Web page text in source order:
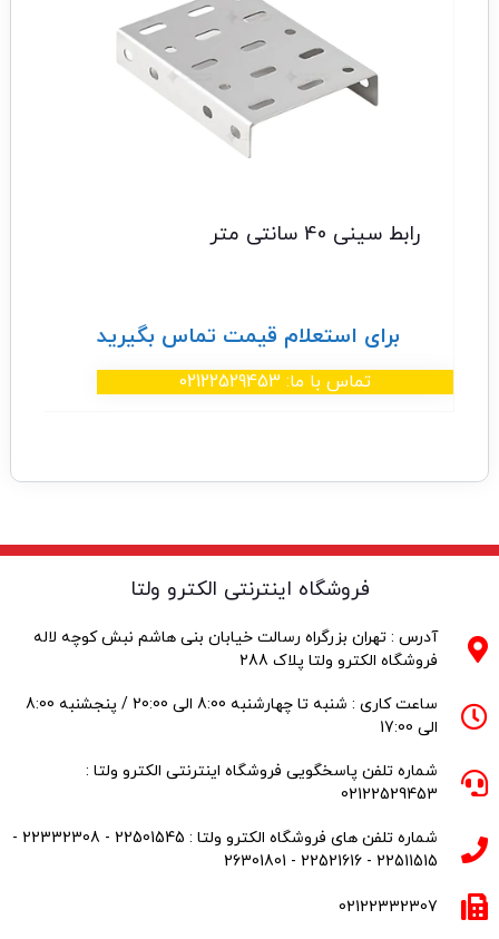
رابط سینی 40 سانتی متر
برای استعلام قیمت تماس بگیرید
تماس با ما: 02122529453
فروشگاه اینترنتی الکترو ولتا
آدرس : تهران بزرگراه رسالت خیابان بنی هاشم نبش کوچه لاله
فروشگاه الکترو ولتا پلاک 288
ساعت کاری : شنبه تا چهارشنبه 8:00 الی 20:00 / پنجشنبه 8:00
الی 17:00
شماره تلفن پاسخگویی فروشگاه اینترنتی الکترو ولتا :
02122529453
شماره تلفن های فروشگاه الکترو ولتا : 22501545 - 22332308 -
22511515 - 22521616 - 26301801
02122332307